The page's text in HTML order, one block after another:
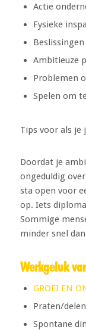
Actie
Fysieke
Ambitieuze
Problemen
Spelen om
Tips voor als je
Doordat je
ongeduldig
sta open voor
op. Iets
Sommige
minder snel
Werkgeluk
GROEI EN
Praten/
Spontane